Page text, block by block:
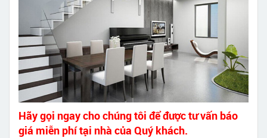
Hãy gọi ngay cho chúng tôi để được tư vấn báo
giá miễn phí tại nhà của Quý khách.